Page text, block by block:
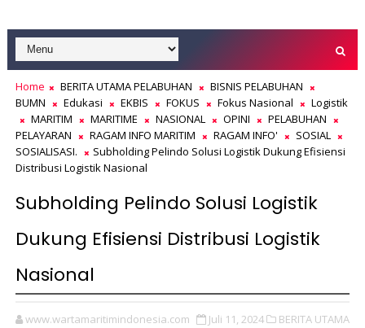
Home BERITA UTAMA PELABUHAN
BISNIS PELABUHAN
BUMN
Edukasi EKBIS FOKUS Fokus Nasional
Logistik
MARITIM
MARITIME NASIONAL OPINI
PELABUHAN
PELAYARAN
RAGAM INFO MARITIM RAGAM INFO'
SOSIAL
SOSIALISASI.
Subholding Pelindo Solusi Logistik Dukung Efisiensi
Distribusi Logistik Nasional
Subholding Pelindo Solusi Logistik
Dukung Efisiensi Distribusi Logistik
Nasional
www.wartamaritimindonesia.com Juli 11, 2024
BERITA UTAMA